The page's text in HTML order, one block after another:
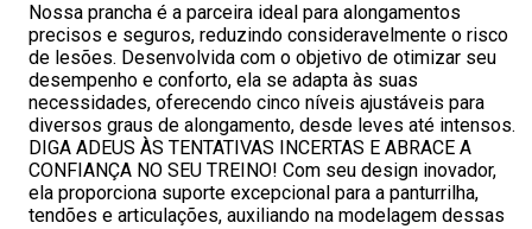
Nossa prancha é a parceira ideal para alongamentos
precisos e seguros, reduzindo consideravelmente o risco
de lesões. Desenvolvida com o objetivo de otimizar seu
desempenho e conforto, ela se adapta às suas
necessidades, oferecendo cinco níveis ajustáveis para
diversos graus de alongamento, desde leves até intensos.
DIGA ADEUS ÀS TENTATIVAS INCERTAS E ABRACE A
CONFIANÇA NO SEU TREINO! Com seu design inovador,
ela proporciona suporte excepcional para a panturrilha,
tendões e articulações, auxiliando na modelagem dessas